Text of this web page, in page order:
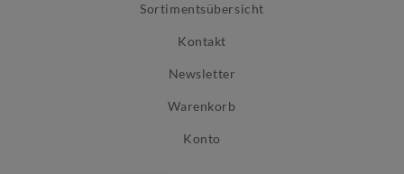
Sortimentsübersicht
Kontakt
Newsletter
Warenkorb
Konto